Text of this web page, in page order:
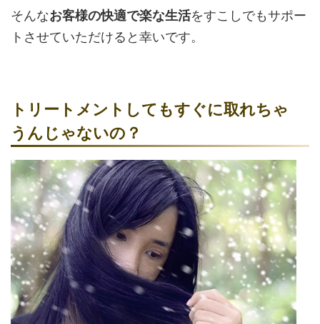
そんなお客様の快適で楽な生活をすこしでもサポー
トさせていただけると幸いです。
トリートメントしてもすぐに取れちゃ
うんじゃないの？